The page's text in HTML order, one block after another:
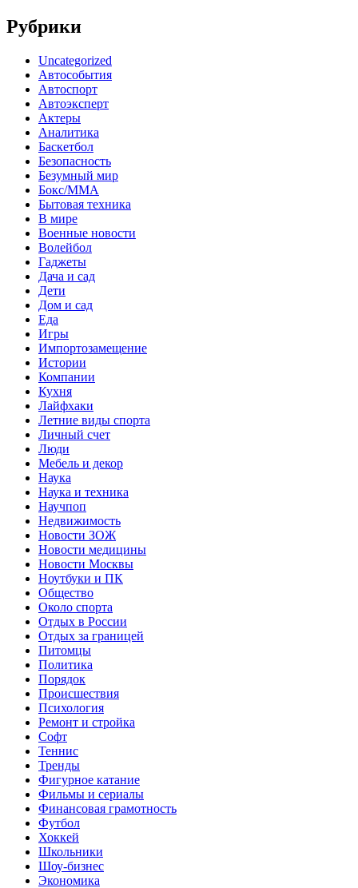
Рубрики
Uncategorized
Автособытия
Автоспорт
Автоэксперт
Актеры
Аналитика
Баскетбол
Безопасность
Безумный мир
Бокс/MMA
Бытовая техника
В мире
Военные новости
Волейбол
Гаджеты
Дача и сад
Дети
Дом и сад
Еда
Игры
Импортозамещение
Истории
Компании
Кухня
Лайфхаки
Летние виды спорта
Личный счет
Люди
Мебель и декор
Наука
Наука и техника
Научпоп
Недвижимость
Новости ЗОЖ
Новости медицины
Новости Москвы
Ноутбуки и ПК
Общество
Около спорта
Отдых в России
Отдых за границей
Питомцы
Политика
Порядок
Происшествия
Психология
Ремонт и стройка
Софт
Теннис
Тренды
Фигурное катание
Фильмы и сериалы
Финансовая грамотность
Футбол
Хоккей
Школьники
Шоу-бизнес
Экономика